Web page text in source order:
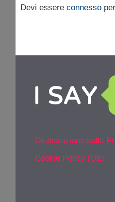
Devi essere connesso
Dichiarazione sulla
Cookie Policy (UE)